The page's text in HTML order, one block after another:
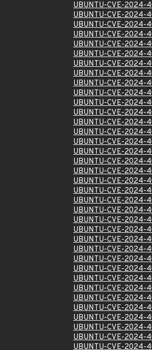
UBUNTU-CVE-2024-
UBUNTU-CVE-2024-
UBUNTU-CVE-2024-
UBUNTU-CVE-2024-
UBUNTU-CVE-2024-
UBUNTU-CVE-2024-
UBUNTU-CVE-2024-
UBUNTU-CVE-2024-
UBUNTU-CVE-2024-
UBUNTU-CVE-2024-
UBUNTU-CVE-2024-
UBUNTU-CVE-2024-
UBUNTU-CVE-2024-
UBUNTU-CVE-2024-
UBUNTU-CVE-2024-
UBUNTU-CVE-2024-
UBUNTU-CVE-2024-
UBUNTU-CVE-2024-
UBUNTU-CVE-2024-
UBUNTU-CVE-2024-
UBUNTU-CVE-2024-
UBUNTU-CVE-2024-
UBUNTU-CVE-2024-
UBUNTU-CVE-2024-
UBUNTU-CVE-2024-
UBUNTU-CVE-2024-
UBUNTU-CVE-2024-
UBUNTU-CVE-2024-
UBUNTU-CVE-2024-
UBUNTU-CVE-2024-
UBUNTU-CVE-2024-
UBUNTU-CVE-2024-
UBUNTU-CVE-2024-
UBUNTU-CVE-2024-
UBUNTU-CVE-2024-
UBUNTU-CVE-2024-